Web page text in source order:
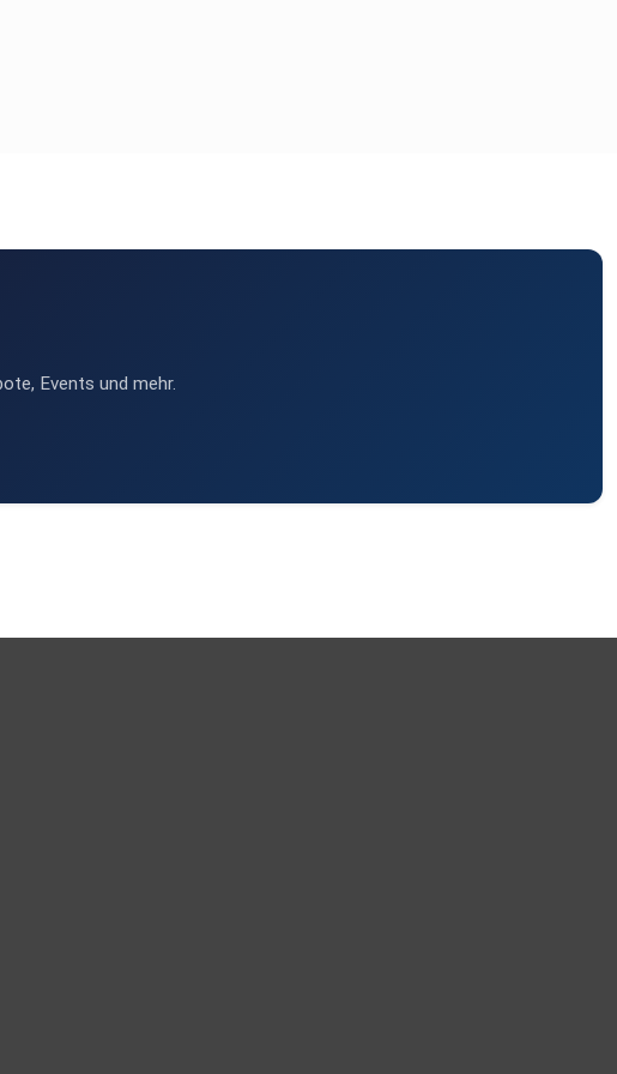
Events und mehr.